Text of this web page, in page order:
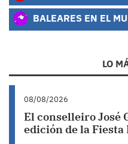
BALEARES EN EL
LO
08/08/2026
El conselleiro José
edición de la